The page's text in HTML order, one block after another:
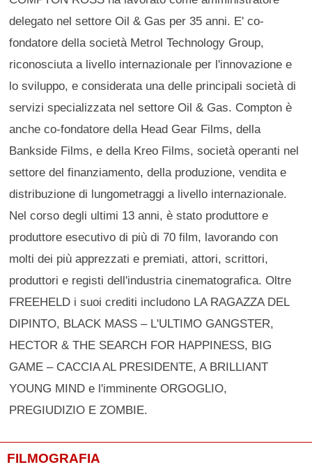
delegato nel settore Oil & Gas per 35 anni. E' co-
fondatore della società Metrol Technology Group,
riconosciuta a livello internazionale per l'innovazione e
lo sviluppo, e considerata una delle principali società di
servizi specializzata nel settore Oil & Gas. Compton è
anche co-fondatore della Head Gear Films, della
Bankside Films, e della Kreo Films, società operanti nel
settore del finanziamento, della produzione, vendita e
distribuzione di lungometraggi a livello internazionale.
Nel corso degli ultimi 13 anni, è stato produttore e
produttore esecutivo di più di 70 film, lavorando con
molti dei più apprezzati e premiati, attori, scrittori,
produttori e registi dell'industria cinematografica. Oltre
FREEHELD i suoi crediti includono LA RAGAZZA DEL
DIPINTO, BLACK MASS – L'ULTIMO GANGSTER,
HECTOR & THE SEARCH FOR HAPPINESS, BIG
GAME – CACCIA AL PRESIDENTE, A BRILLIANT
YOUNG MIND e l'imminente ORGOGLIO,
PREGIUDIZIO E ZOMBIE.
FILMOGRAFIA